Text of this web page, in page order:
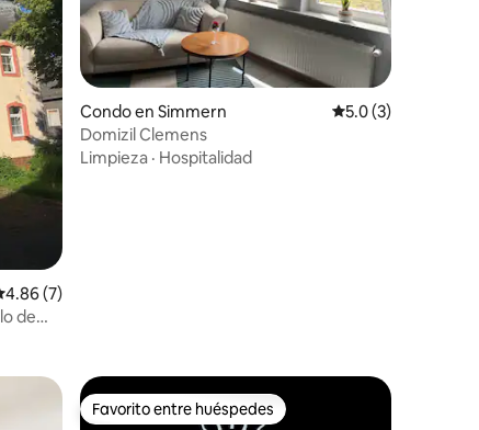
promedio: 4.86 de 5, 7 reseñas
4.86 (7)
de
Condo en Simmern Calificación
5.0 (3)
Domizil Clemens
Limpieza · Hospitalidad
Favorito entre huéspedes
Favorito entre huéspedes